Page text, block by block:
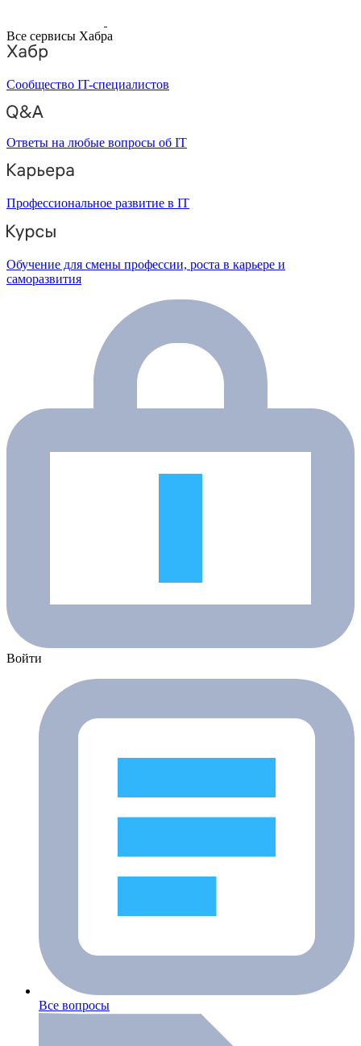
Все сервисы Хабра
Сообщество IT-специалистов
Ответы на любые вопросы об IT
Профессиональное развитие в IT
Обучение для смены профессии, роста в карьере и
саморазвития
Войти
Все вопросы